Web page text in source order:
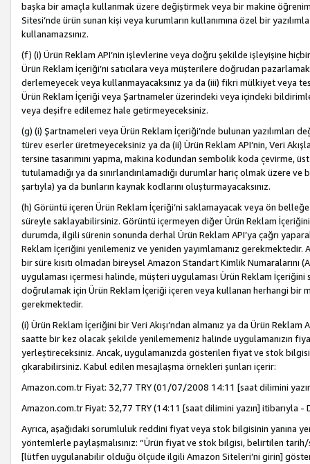
başka bir amaçla kullanmak üzere değiştirmek veya bir makine
Sitesi’nde ürün sunan kişi veya kurumların kullanımına özel bir
kullanamazsınız.
(f) (i) Ürün Reklam API’nin işlevlerine veya doğru şekilde işleyişine
Ürün Reklam İçeriği’ni satıcılara veya müşterilere doğrudan
derlemeyecek veya kullanmayacaksınız ya da (iii) fikri mülkiyet veya
Ürün Reklam İçeriği veya Şartnameler üzerindeki veya içindeki
veya deşifre edilemez hale getirmeyeceksiniz.
(g) (i) Şartnameleri veya Ürün Reklam İçeriği’nde bulunan
türev eserler üretmeyeceksiniz ya da (ii) Ürün Reklam API’nin, Veri
tersine tasarımını yapma, makina kodundan sembolik koda çevirme,
tutulamadığı ya da sınırlandırılamadığı durumlar hariç olmak üzere
şartıyla) ya da bunların kaynak kodlarını oluşturmayacaksınız.
(h) Görüntü içeren Ürün Reklam İçeriği’ni saklamayacak veya ön
süreyle saklayabilirsiniz. Görüntü içermeyen diğer Ürün Reklam
durumda, ilgili sürenin sonunda derhal Ürün Reklam API’ya çağrı
Reklam İçeriğini yenilemeniz ve yeniden yayımlamanız gerekmektedir.
bir süre kısıtı olmadan bireysel Amazon Standart Kimlik Numaralarını
uygulaması içermesi halinde, müşteri uygulaması Ürün Reklam
doğrulamak için Ürün Reklam İçeriği içeren veya kullanan herhangi bir
gerekmektedir.
(i) Ürün Reklam İçeriğini bir Veri Akışı’ndan almanız ya da Ürün
saatte bir kez olacak şekilde yenilememeniz halinde uygulamanızın
yerleştireceksiniz. Ancak, uygulamanızda gösterilen fiyat ve stok
çıkarabilirsiniz. Kabul edilen mesajlaşma örnekleri şunları içerir:
Amazon.com.tr Fiyat: 32,77 TRY (01/07/2008 14:11 [saat dilimini
Amazon.com.tr Fiyat: 32,77 TRY (14:11 [saat dilimini yazın] itibarıyla -
Ayrıca, aşağıdaki sorumluluk reddini fiyat veya stok bilgisinin yanına
yöntemlerle paylaşmalısınız: “Ürün fiyat ve stok bilgisi, belirtilen
[lütfen uygulanabilir olduğu ölçüde ilgili Amazon Siteleri’ni girin]